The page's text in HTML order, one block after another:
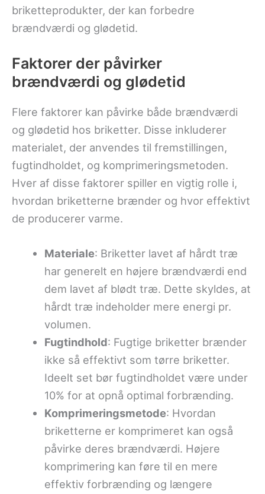
briketteprodukter, der kan forbedre
brændværdi og glødetid.
Faktorer der påvirker
brændværdi og glødetid
Flere faktorer kan påvirke både brændværdi
og glødetid hos briketter. Disse inkluderer
materialet, der anvendes til fremstillingen,
fugtindholdet, og komprimeringsmetoden.
Hver af disse faktorer spiller en vigtig rolle i,
hvordan briketterne brænder og hvor effektivt
de producerer varme.
Materiale: Briketter lavet af hårdt træ
har generelt en højere brændværdi end
dem lavet af blødt træ. Dette skyldes, at
hårdt træ indeholder mere energi pr.
volumen.
Fugtindhold: Fugtige briketter brænder
ikke så effektivt som tørre briketter.
Ideelt set bør fugtindholdet være under
10% for at opnå optimal forbrænding.
Komprimeringsmetode: Hvordan
briketterne er komprimeret kan også
påvirke deres brændværdi. Højere
komprimering kan føre til en mere
effektiv forbrænding og længere